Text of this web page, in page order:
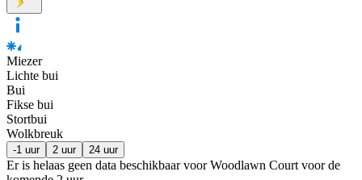
Miezer
Lichte bui
Bui
Fikse bui
Stortbui
Wolkbreuk
-1 uur 2 uur 24 uur
Er is helaas geen data beschikbaar voor Woodlawn Court voor de